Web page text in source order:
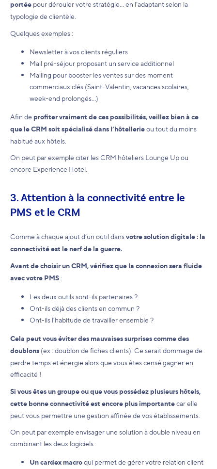
portée pour dérouler votre stratégie… en l’adaptant selon la
typologie de clientèle.
Quelques exemples :
Newsletter à vos clients réguliers
Mail pré-séjour proposant un service additionnel
Mailing pour booster les ventes sur des moment
commerciaux clés (Saint-Valentin, vacances scolaires,
week-end prolongés…)
Afin de profiter vraiment de ces possibilités, veillez bien à ce
que le CRM soit spécialisé dans l’hôtellerieou tout du moins
habitué aux hôtels.
On peut par exemple citer les CRM hôteliers Lounge Up ou
encore Experience Hotel.
3. Attention à la connectivité entre le
PMS et le CRM
Comme à chaque ajout d’un outil dansvotre solution digitale : la
connectivité est le nerf de la guerre.
Avant de choisir un CRM, vérifiez que la connexion sera fluide
avec votre PMS :
Les deux outils sont-ils partenaires ?
Ont-ils déjà des clients en commun ?
Ont-ils l’habitude de travailler ensemble ?
Cela peut vous éviter des mauvaises surprises comme des
doublons (ex : doublon de fiches clients). Ce serait dommage de
perdre temps et énergie alors que vous êtes censé gagner en
efficacité !
Si vous êtes un groupe ou que vous possédez plusieurs hôtels,
cette bonne connectivité est encore plus importantecar elle
peut vous permettre une gestion affinée de vos établissements.
On peut par exemple envisager une solution à double niveau en
combinant les deux logiciels :
Un cardex macroqui permet de gérer votre relation client